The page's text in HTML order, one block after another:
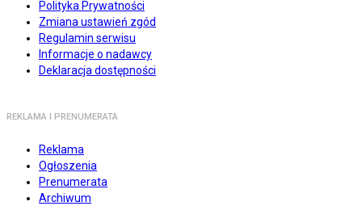
Polityka Prywatności
Zmiana ustawień zgód
Regulamin serwisu
Informacje o nadawcy
Deklaracja dostępności
REKLAMA I PRENUMERATA
Reklama
Ogłoszenia
Prenumerata
Archiwum